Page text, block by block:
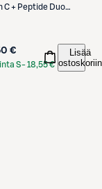
C + Peptide Duo
€
S-18,55 €
Lisää
ostoskoriin